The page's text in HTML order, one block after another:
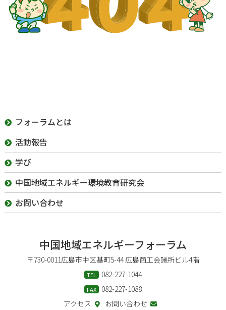
フォーラムとは
活動報告
学び
中国地域エネルギー環境教育研究会
お問い合わせ
中国地域エネルギーフォーラム
〒730-0011広島市中区基町5-44 広島商工会議所ビル4階
TEL 082-227-1044
FAX
082-227-1088
アクセス
お問い合わせ